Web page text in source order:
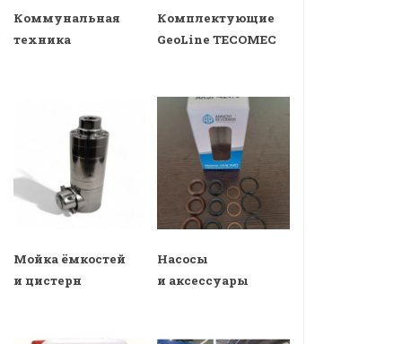
Коммунальная
техника
Комплектующие
GeoLine TECOMEC
Мойка ёмкостей
и цистерн
Насосы
и аксессуары